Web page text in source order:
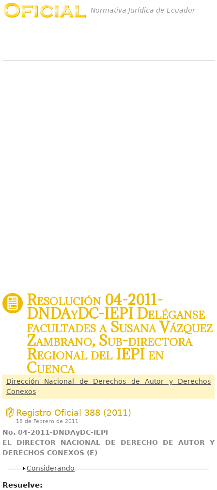
Normativa Jurídica de Ecuador
Resolución 04-2011-
DNDAyDC-IEPI Deléganse
facultades a Susana Vázquez
Zambrano, Sub-directora
Regional del IEPI en
Cuenca
Dirección Nacional de Derechos de Autor y Derechos
Conexos
Registro Oficial 388 (2011)
18 de Febrero de 2011
No. 04-2011-DNDAyDC-IEPI
EL DIRECTOR NACIONAL DE DERECHO DE AUTOR Y
DERECHOS CONEXOS (E)
Mostrar
Considerando
Resuelve: